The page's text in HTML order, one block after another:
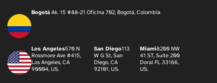
Bogotá Ak. 15 #88-21 Oficina 702, Bogotá, Colombia
Los Angeles570 N
Rossmore Ave #415,
Los Angeles, CA
90004, US.
San Diego113
W G St, San
Diego, CA
92101, US.
Miami8200 NW
41 ST, Suite 200
Doral FL 33166,
US.